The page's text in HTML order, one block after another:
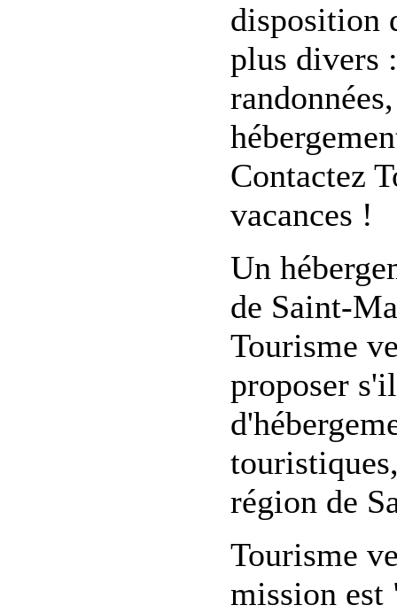
disposition
plus divers
Contactez
vacances !
Un
de Saint-
Tourisme
proposer
région de
Tourisme
mission